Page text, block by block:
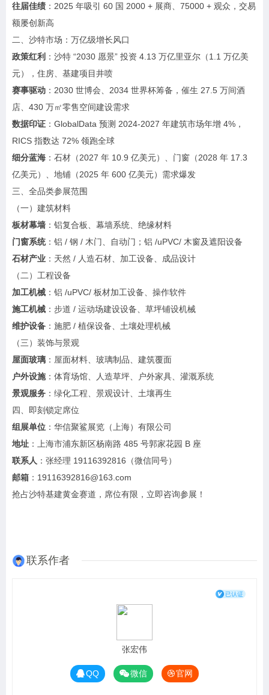
往届佳绩 ：2025 年吸引 60 国 2000 + 展商、75000 + 观众，交易
额屡创新高
二、沙特市场：万亿级增长风口
政策红利 ：沙特 “2030 愿景” 投资 4.13 万亿里亚尔（1.1 万亿美
元），住房、基建项目井喷
赛事驱动 ：2030 世博会、2034 世界杯筹备，催生 27.5 万间酒
店、430 万㎡零售空间建设需求
数据印证 ：GlobalData 预测 2024-2027 年建筑市场年增 4%，
RICS 指数达 72% 领跑全球
细分蓝海 ：石材（2027 年 10.9 亿美元）、门窗（2028 年 17.3
亿美元）、地铺（2025 年 600 亿美元）需求爆发
三、全品类参展范围
（一）建筑材料
板材幕墙 ：铝复合板、幕墙系统、绝缘材料
门窗系统：铝 / 钢 / 木门、自动门；铝 /uPVC/ 木窗及遮阳设备
石材产业 ：天然 / 人造石材、加工设备、成品设计
（二）工程设备
加工机械 ：铝 /uPVC/ 板材加工设备、操作软件
施工机械 ：步道 / 运动场建设设备、草坪铺设机械
维护设备 ：施肥 / 植保设备、土壤处理机械
（三）装饰与景观
屋面玻璃 ：屋面材料、玻璃制品、建筑覆面
户外设施：体育场馆、人造草坪、户外家具、灌溉系统
景观服务 ：绿化工程、景观设计、土壤再生
四、即刻锁定席位
组展单位 ：华信聚鲨展览（上海）有限公司
地址 ：上海市浦东新区杨南路 485 号郭家花园 B 座
联系人 ：张经理 19116392816（微信同号）
邮箱 ： 19116392816@163.com
抢占沙特基建黄金赛道，席位有限，立即咨询参展！
联系作者
张宏伟
QQ 微信 官网